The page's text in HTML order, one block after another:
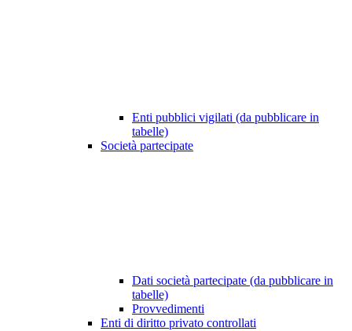
Enti pubblici vigilati (da pubblicare in
tabelle)
Società partecipate
Dati società partecipate (da pubblicare in
tabelle)
Provvedimenti
Enti di diritto privato controllati